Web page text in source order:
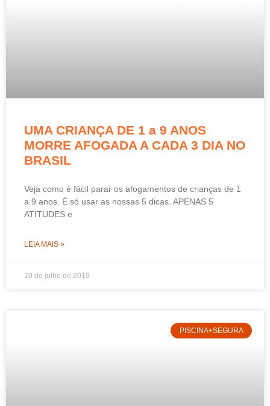
UMA CRIANÇA DE 1 a 9 ANOS
MORRE AFOGADA A CADA 3 DIA NO
BRASIL
Veja como é fácil parar os afogamentos de crianças de 1
a 9 anos. É só usar as nossas 5 dicas. APENAS 5
ATITUDES e
LEIA MAIS »
10 de julho de 2019
PISCINA+SEGURA